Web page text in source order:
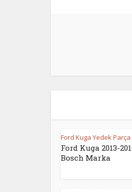
Ford Kuga Yedek Parça
Ford Kuga 2013-
Bosch Marka